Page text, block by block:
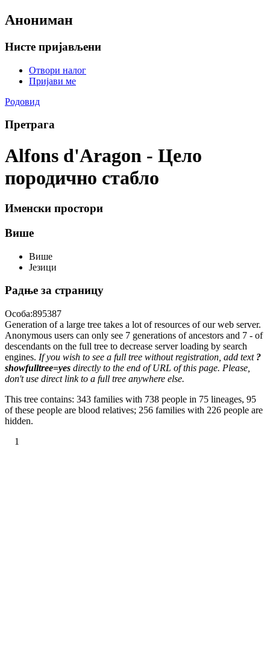
Анониман
Нисте пријављени
Отвори налог
Пријави ме
Родовид
Претрага
Alfons d'Aragon - Цело
породично стабло
Именски простори
Више
Више
Језици
Радње за страницу
Особа:895387
Generation of a large tree takes a lot of resources of our web server.
Anonymous users can only see 7 generations of ancestors and 7 - of
descendants on the full tree to decrease server loading by search
engines. If you wish to see a full tree without registration, add text ?
showfulltree=yes directly to the end of URL of this page. Please,
don't use direct link to a full tree anywhere else.
This tree contains: 343 families with 738 people in 75 lineages, 95
of these people are blood relatives; 256 families with 226 people are
hidden.
1